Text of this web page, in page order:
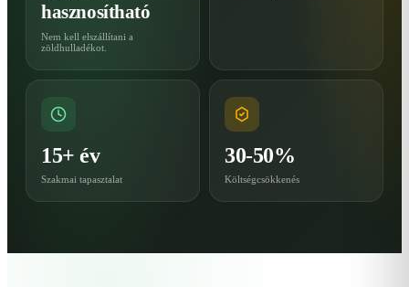
hasznosítható
Nem kell elszállítani a
zöldhulladékot.
15+ év
Szakmai tapasztalat
30-50%
Költségcsökkenés